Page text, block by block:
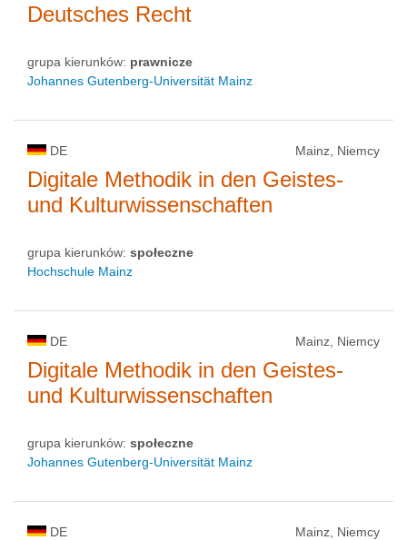
Deutsches Recht
grupa kierunków: prawnicze
Johannes Gutenberg-Universität Mainz
DE Mainz, Niemcy
Digitale Methodik in den Geistes-
und Kulturwissenschaften
grupa kierunków: społeczne
Hochschule Mainz
DE Mainz, Niemcy
Digitale Methodik in den Geistes-
und Kulturwissenschaften
grupa kierunków: społeczne
Johannes Gutenberg-Universität Mainz
DE Mainz, Niemcy